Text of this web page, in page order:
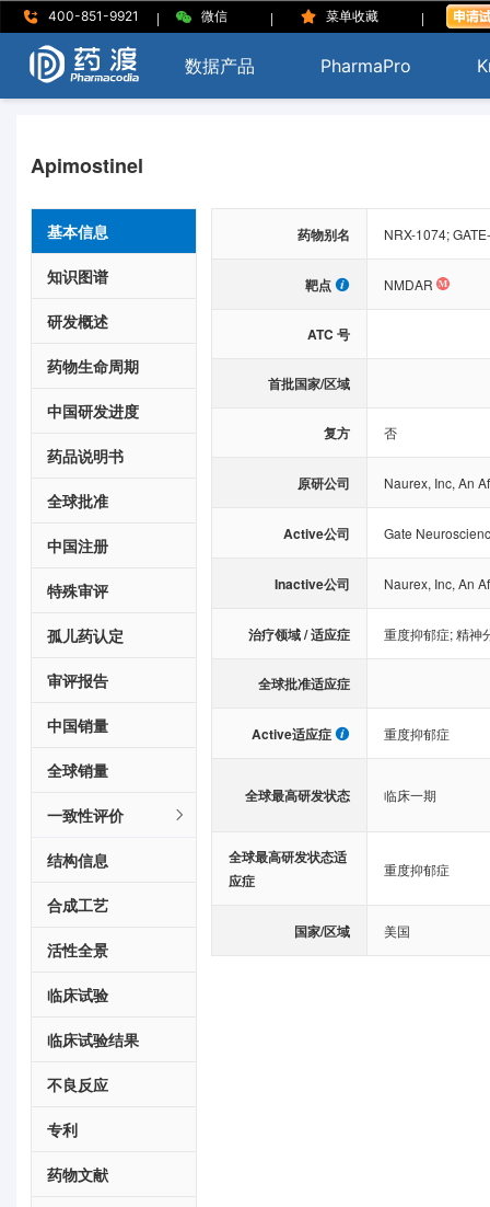
400-851-9921 | 微信 | 菜单收藏 |
数据产品 PharmaPro
Apimostinel
基本信息
知识图谱
研发概述
药物生命周期
中国研发进度
药品说明书
全球批准
中国注册
特殊审评
孤儿药认定
审评报告
中国销量
全球销量
一致性评价
结构信息
合成工艺
活性全景
临床试验
临床试验结果
不良反应
专利
药物文献
药物别名 NRX-1074;
靶点 NMDAR
ATC 号
首批国家/区域
复方 否
原研公司 Naurex, Inc, An
Active公司 Gate
Inactive公司 Naurex, Inc, An
治疗领域 / 适应症 重度抑郁症;精神
全球批准适应症
Active适应症 重度抑郁症
全球最高研发状态 临床一期
全球最高研发状态适
应症
重度抑郁症
国家/区域 美国